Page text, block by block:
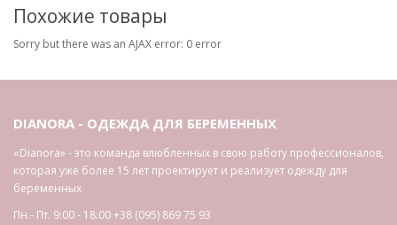
Похожие товары
Sorry but there was an AJAX error: 0 error
DIANORA - ОДЕЖДА ДЛЯ БЕРЕМЕННЫХ
«Dianora» - это команда влюбленных в свою работу профессионалов,
которая уже более 15 лет проектирует и реализует одежду для
беременных
Пн.- Пт. 9:00 - 18:00+38 (095) 869 75 93